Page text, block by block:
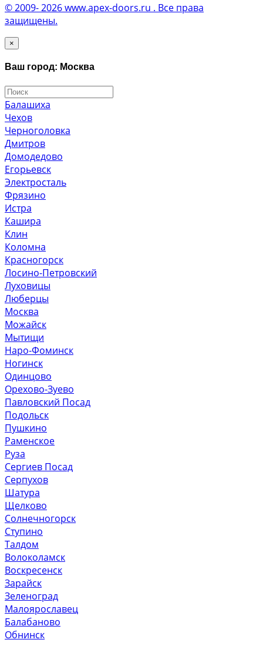
© 2009- 2026 www.apex-doors.ru . Все права
защищены.
×
Ваш город: Москва
Балашиха
Чехов
Черноголовка
Дмитров
Домодедово
Егорьевск
Электросталь
Фрязино
Истра
Кашира
Клин
Коломна
Красногорск
Лосино-Петровский
Луховицы
Люберцы
Москва
Можайск
Мытищи
Наро-Фоминск
Ногинск
Одинцово
Орехово-Зуево
Павловский Посад
Подольск
Пушкино
Раменское
Руза
Сергиев Посад
Серпухов
Шатура
Щелково
Солнечногорск
Ступино
Талдом
Волоколамск
Воскресенск
Зарайск
Зеленоград
Малоярославец
Балабаново
Обнинск